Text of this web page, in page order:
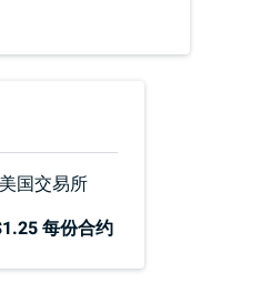
国交易所
每份合约